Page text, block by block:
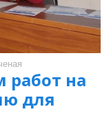
работ на
для